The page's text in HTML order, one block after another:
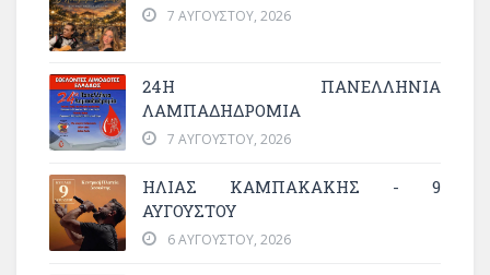
7 ΑΥΓΟΎΣΤΟΥ, 2026
24Η ΠΑΝΕΛΛΗΝΙΑ
ΛΑΜΠΑΔΗΔΡΟΜΙΑ
7 ΑΥΓΟΎΣΤΟΥ, 2026
ΗΛΙΑΣ ΚΑΜΠΑΚΑΚΗΣ - 9
ΑΥΓΟΥΣΤΟΥ
6 ΑΥΓΟΎΣΤΟΥ, 2026